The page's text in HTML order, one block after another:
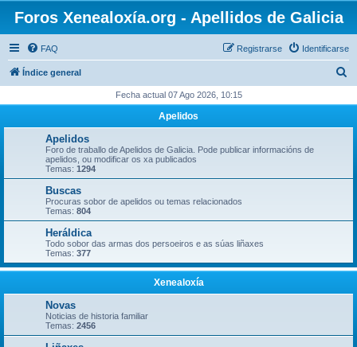
Foros Xenealoxía.org - Apellidos de Galicia
FAQ Identificarse
Registrarse
Índice general
c
Fecha actual 07 Ago 2026, 10:15
Apelidos
Apelidos
Foro de traballo de Apelidos de Galicia. Pode publicar informacións de
apelidos, ou modificar os xa publicados
Temas: 1294
Buscas
Procuras sobor de apelidos ou temas relacionados
Temas: 804
Heráldica
Todo sobor das armas dos persoeiros e as súas liñaxes
Temas: 377
Xenealoxía
Novas
Noticias de historia familiar
Temas: 2456